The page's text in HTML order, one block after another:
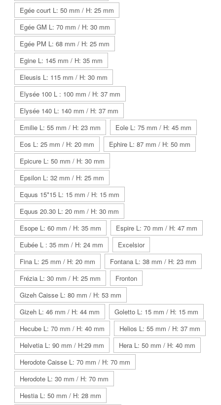
Egée court L: 50 mm / H: 25 mm
Egée GM L: 70 mm / H: 30 mm
Egée PM L: 68 mm / H: 25 mm
Egine L: 145 mm / H: 35 mm
Eleusis L: 115 mm / H: 30 mm
Elysée 100 L : 100 mm / H: 37 mm
Elysée 140 L: 140 mm / H: 37 mm
Emilie L: 55 mm / H: 23 mm
Eole L: 75 mm / H: 45 mm
Eos L: 25 mm / H: 20 mm
Ephire L: 87 mm / H: 50 mm
Epicure L: 50 mm / H: 30 mm
Epsilon L: 32 mm / H: 25 mm
Equus 15*15 L: 15 mm / H: 15 mm
Equus 20.30 L: 20 mm / H: 30 mm
Esope L: 60 mm / H: 35 mm
Espire L: 70 mm / H: 47 mm
Eubée L : 35 mm / H: 24 mm
Excelsior
Fina L: 25 mm / H: 20 mm
Fontana L: 38 mm / H: 23 mm
Frézia L: 30 mm / H: 25 mm
Fronton
Gizeh Caisse L: 80 mm / H: 53 mm
Gizeh L: 46 mm / H: 44 mm
Goletto L: 15 mm / H: 15 mm
Hecube L: 70 mm / H: 40 mm
Helios L: 55 mm / H: 37 mm
Helvetia L: 90 mm / H:29 mm
Hera L: 50 mm / H: 40 mm
Herodote Caisse L: 70 mm / H: 70 mm
Herodote L: 30 mm / H: 70 mm
Hestia L: 50 mm / H: 28 mm